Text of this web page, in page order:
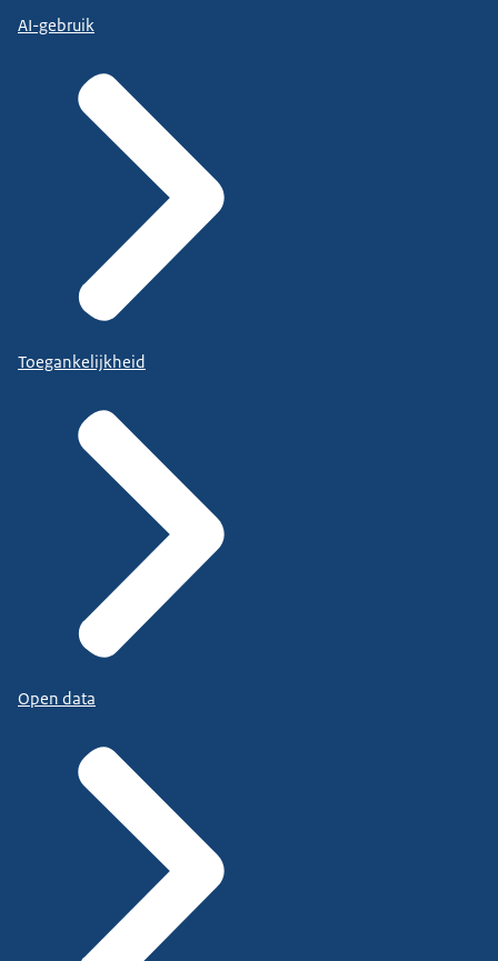
AI-gebruik
Toegankelijkheid
Open data